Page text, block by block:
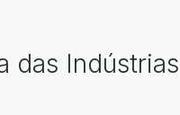
das Indústrias